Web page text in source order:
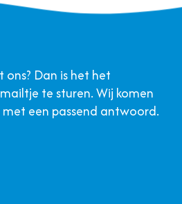
Dan is het het
te sturen. Wij komen
een passend antwoord.